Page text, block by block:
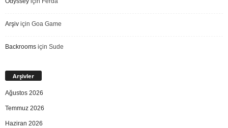
Arşiv için Goa Game
Backrooms için Sude
Arşivler
Ağustos 2026
Temmuz 2026
Haziran 2026